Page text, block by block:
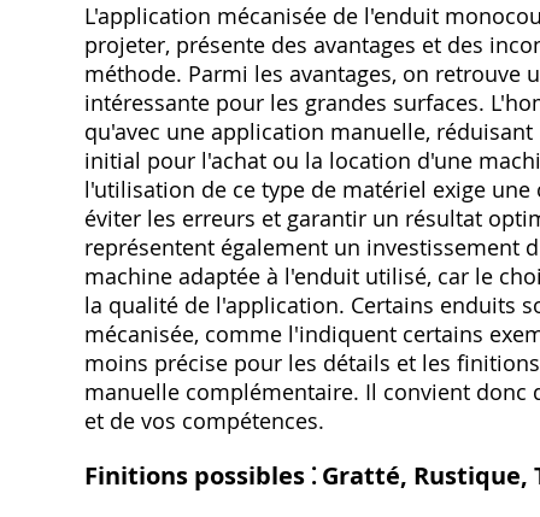
L'application mécanisée de l'enduit
projeter, présente des avantages et des
méthode. Parmi les avantages, on
intéressante pour les grandes surfaces.
qu'avec une application manuelle,
initial pour l'achat ou la location d'une
l'utilisation de ce type de matériel exige
éviter les erreurs et garantir un résultat
représentent également un investissement
machine adaptée à l'enduit utilisé, car le
la qualité de l'application. Certains enduits
mécanisée, comme l'indiquent certains
moins précise pour les détails et les
manuelle complémentaire. Il convient
et de vos compétences.
Finitions possibles ⁚ Gratté, Rustique,